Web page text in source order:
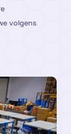
volgens